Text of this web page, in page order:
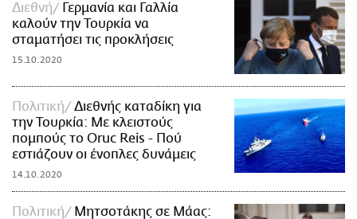
Διεθνή
Γερμανία και Γαλλία
καλούν την Τουρκία να
σταματήσει τις προκλήσεις
15.10.2020
Πολιτική
Διεθνής καταδίκη για
την Τουρκία: Με κλειστούς
πομπούς το Oruc Reis - Πού
εστιάζουν οι ένοπλες δυνάμεις
14.10.2020
Πολιτική
Μητσοτάκης σε Μάας: